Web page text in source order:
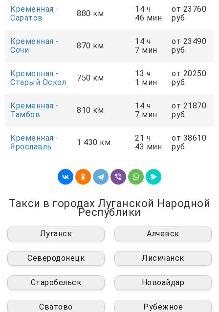
Кременная -
Саратов
880 км
14 ч
46 мин
от 23760
руб.
Кременная -
Сочи
870 км
14 ч
7 мин
от 23490
руб.
Кременная -
Старый Оскол
750 км
13 ч
1 мин
от 20250
руб.
Кременная -
Тамбов
810 км
14 ч
7 мин
от 21870
руб.
Кременная -
Ярославль
1 430 км
21 ч
43 мин
от 38610
руб.
Такси в городах Луганской Народной
Республики
Луганск Алчевск
Северодонецк Лисичанск
Старобельск Новоайдар
Сватово Рубежное